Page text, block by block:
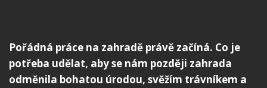
Pořádná práce na zahradě právě začíná. Co je
potřeba udělat, aby se nám později zahrada
odměnila bohatou úrodou, svěžím trávníkem a